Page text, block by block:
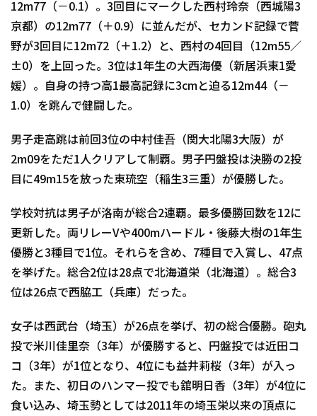
12m77（－0.1）。3回目にマークした西村玲奈（西城陽3
京都）の12m77（＋0.9）に並んだが、セカンド記録で菅
野が3回目に12m72（＋1.2）と、西村の4回目（12m55／
±0）を上回った。3位は1年生の大西海優（新居浜東1愛
媛）。自身の持つ高1最高記録に3cmと迫る12m44（－
1.0）を跳んで健闘した。
男子走高跳は前回3位の中村佳吾（関大北陽3大阪）が
2m09をただ1人クリアして制覇。男子円盤投は決勝の2投
目に49m15を放った東琉空（稲生3三重）が優勝した。
学校対抗は男子が洛南が総合2連覇。最多優勝回数を12に
更新した。両リレーVや400mハードル・後藤大樹の1年生
優勝と3種目で1位。それらを含め、7種目で入賞し、47点
を挙げた。総合2位は28点で北海道栄（北海道）。総合3
位は26点で西脇工（兵庫）だった。
女子は西武台（埼玉）が26点を挙げ、初の総合優勝。砲丸
投で米川佳里奈（3年）が優勝すると、円盤投では近田コ
コ（3年）が1位となり、4位にも益井莉桜（3年）が入っ
た。また、初日のハンマー投でも舘明日香（3年）が4位に
食い込み、埼玉勢としては2011年の埼玉栄以来の頂点に